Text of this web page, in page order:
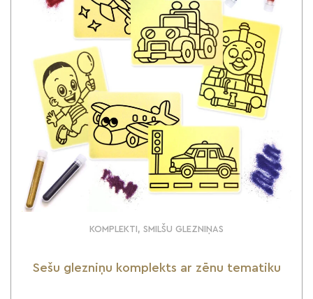
KOMPLEKTI, SMILŠU GLEZNIŅAS
Sešu glezniņu komplekts ar zēnu tematiku